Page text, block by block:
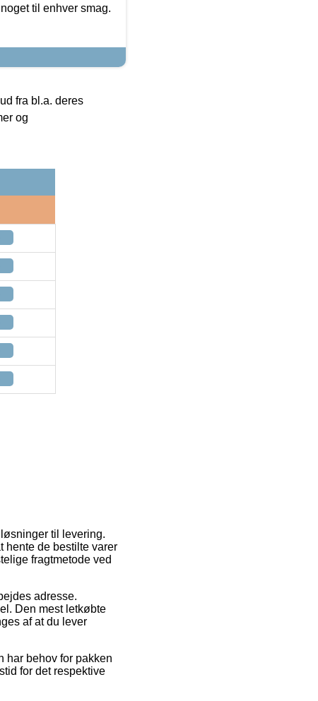
til enhver smag.
fra bl.a. deres
og
til levering.
hente de bestilte varer
fragtmetode ved
adresse.
Den mest letkøbte
af at du lever
har behov for pakken
for det respektive